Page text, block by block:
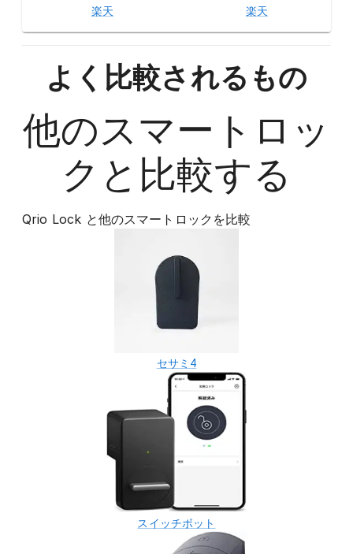
楽天 楽天
よく比較されるもの
他のスマートロッ
ク と比較する
Qrio Lock と他のスマートロック を比較
セサミ4
スイッチボット